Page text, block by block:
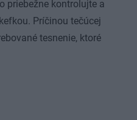
priebežne kontrolujte a
Príčinou tečúcej
tesnenie, ktoré